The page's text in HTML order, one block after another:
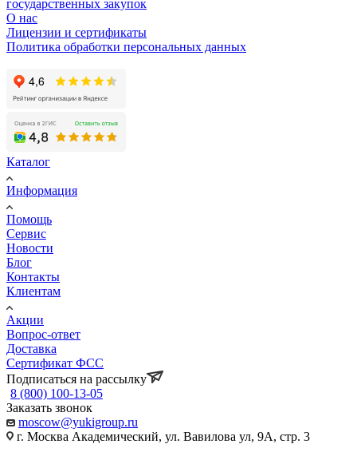
государственных закупок
О нас
Лицензии и сертификаты
Политика обработки персональных данных
Каталог
Информация
Помощь
Сервис
Новости
Блог
Контакты
Клиентам
Акции
Вопрос-ответ
Доставка
Сертификат ФСС
Подписаться на рассылку
8 (800) 100-13-05
Заказать звонок
moscow@yukigroup.ru
г. Москва Академический, ул. Вавилова ул, 9А, стр. 3